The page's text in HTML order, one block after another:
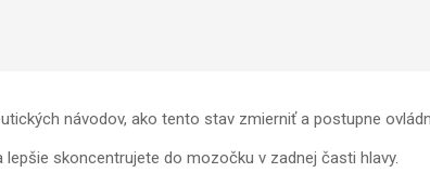
návodov, ako tento stav zmierniť a postupne
skoncentrujete do mozočku v zadnej časti hlavy.